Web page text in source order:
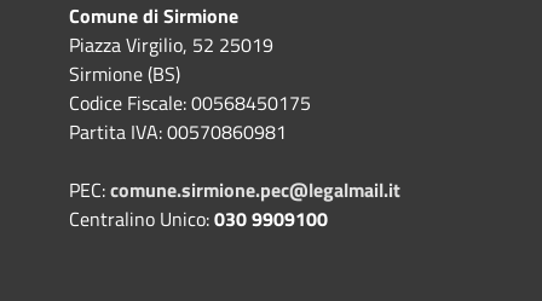
Comune di Sirmione
Piazza Virgilio, 52 25019
Sirmione (BS)
Codice Fiscale: 00568450175
Partita IVA: 00570860981
PEC:comune.sirmione.pec@legalmail.it
Centralino Unico:030 9909100